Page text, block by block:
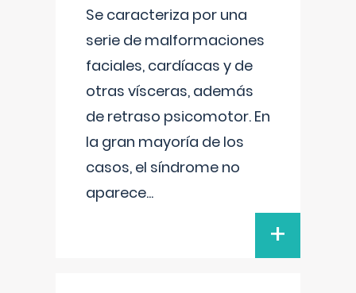
Se caracteriza por una
serie de malformaciones
faciales, cardíacas y de
otras vísceras, además
de retraso psicomotor. En
la gran mayoría de los
casos, el síndrome no
aparece...
+